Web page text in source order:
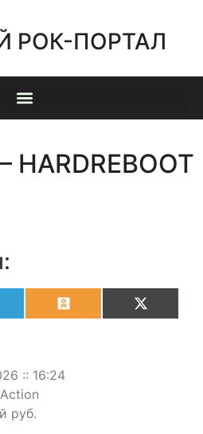
РОК-ПОРТАЛ
HARDREBOOT
OdnoklassnikiX
(Twitter)
:: 16:24
руб.